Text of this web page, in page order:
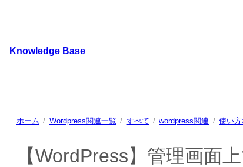
スKnowledge Base
ホーム Wordpress関連一覧 すべて wordpress関連 使い
【WordPress】管理画面